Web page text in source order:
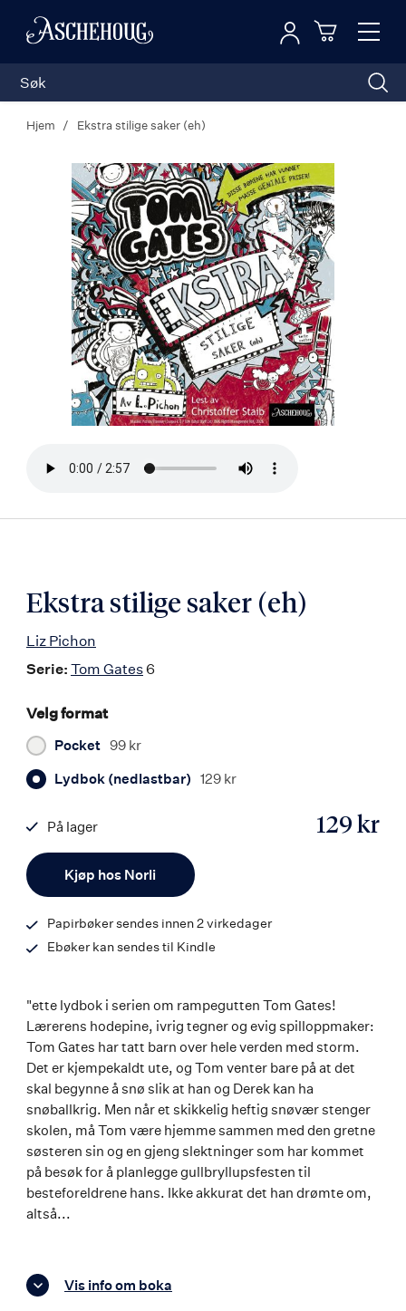
Toggle
Logg inn
Hjem Ekstra stilige saker (eh)
Bla
Ekstra stilige saker (eh)
Liz Pichon
Serie: Tom Gates6
Velg format
Pocket 99 kr
Lydbok (nedlastbar) 129 kr
Kjøp hos Norli
129 kr
På lager
9788242163936
Papirbøker sendes innen 2 virkedager
Ebøker kan sendes til Kindle
"ette lydbok i serien om rampegutten Tom Gates!
Lærerens hodepine, ivrig tegner og evig spilloppmaker:
Tom Gates har tatt barn over hele verden med storm.
Det er kjempekaldt ute, og Tom venter bare på at det
skal begynne å snø slik at han og Derek kan ha
snøballkrig. Men når et skikkelig heftig snøvær stenger
skolen, må Tom være hjemme sammen med den gretne
søsteren sin og en gjeng slektninger som har kommet
på besøk for å planlegge gullbryllupsfesten til
besteforeldrene hans. Ikke akkurat det han drømte om,
altså...
Vis info om boka